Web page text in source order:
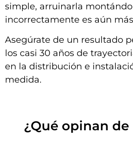
simple, arruinarla
incorrectamente es aún
Asegúrate de un resultado
los casi 30 años de
en la distribución e
medida.
¿Qué opinan